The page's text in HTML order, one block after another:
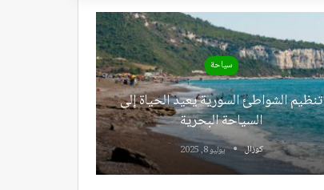
سياحة
تنظيم الشواطئ السورية يعيد الحياة إلى
السياحة البحرية
كوزال يوليو 8, 2025